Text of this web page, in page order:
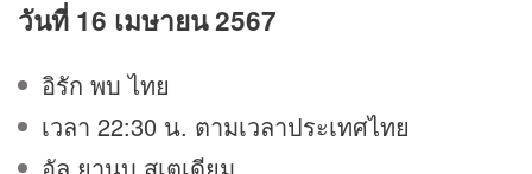
วันที่ 16 เมษายน 2567
อิรัก พบ ไทย
เวลา 22:30 น. ตามเวลาประเทศไทย